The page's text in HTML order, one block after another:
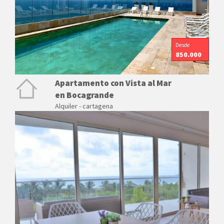
Apartamento con Vista al Mar
en Bocagrande
Alquiler - cartagena
Desde
850.000